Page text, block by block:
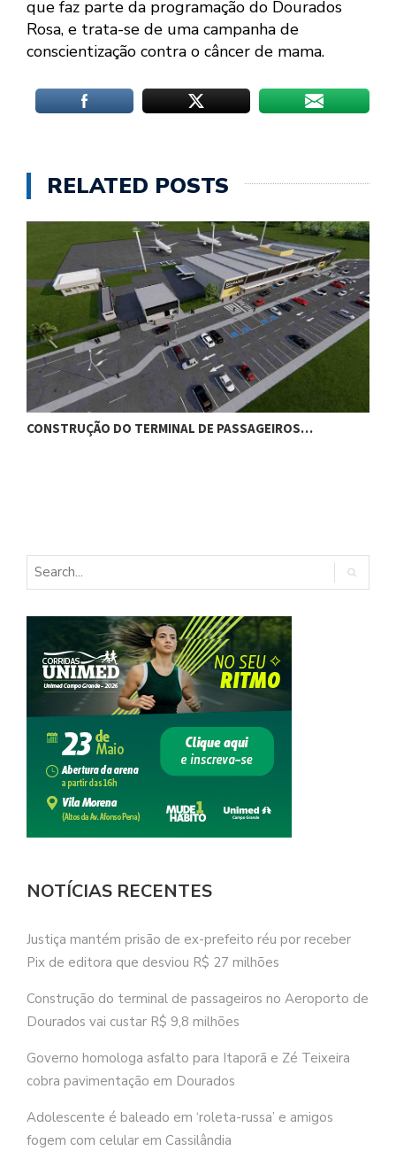
que faz parte da programação do Dourados
Rosa, e trata-se de uma campanha de
conscientização contra o câncer de mama.
RELATED POSTS
CONSTRUÇÃO DO TERMINAL DE PASSAGEIROS…
NOTÍCIAS RECENTES
Justiça mantém prisão de ex-prefeito réu por receber
Pix de editora que desviou R$ 27 milhões
Construção do terminal de passageiros no Aeroporto de
Dourados vai custar R$ 9,8 milhões
Governo homologa asfalto para Itaporã e Zé Teixeira
cobra pavimentação em Dourados
Adolescente é baleado em ‘roleta-russa’ e amigos
fogem com celular em Cassilândia